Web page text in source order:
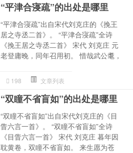
“平津合寖疏”的出处是哪里
“平津合寖疏”出自宋代刘克庄的《挽王
居之寺丞二首》。 “平津合寖疏”全诗
《挽王居之寺丞二首》 宋代 刘克庄 元
老登庸晚，同年召用初。 惜哉武公耄，
198 文章列表
“双瞳不省盲如”的出处是哪里
“双瞳不省盲如”出自宋代刘克庄的《目
眚六言一首》。 “双瞳不省盲如”全诗
《目眚六言一首》 宋代 刘克庄 暮年因
耽黄卷，双瞳不省盲如。 来生愿为苍